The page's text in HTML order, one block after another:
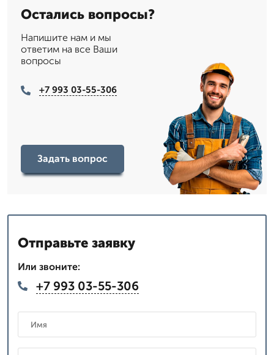
Остались вопросы?
Напишите нам и мы
ответим на все Ваши
вопросы
+7 993 03-55-306
Задать вопрос
Отправьте заявку
Или звоните:
+7 993 03-55-306